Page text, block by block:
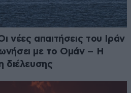
νέες απαιτήσεις του Ιράν
με το Ομάν – Η
διέλευσης